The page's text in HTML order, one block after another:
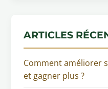
ARTICLES
Comment améliorer
et gagner plus ?